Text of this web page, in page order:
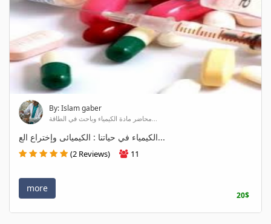
By: Islam gaber
محاضر مادة الكيمياء وباحث في الطاقة...
الكيمياء في حياتنا : الكيميائى وإختراع الع...
(2 Reviews) 11
more
20$